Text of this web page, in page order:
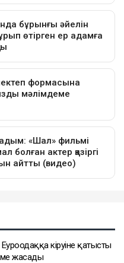
кіруіне қатысты
жасады